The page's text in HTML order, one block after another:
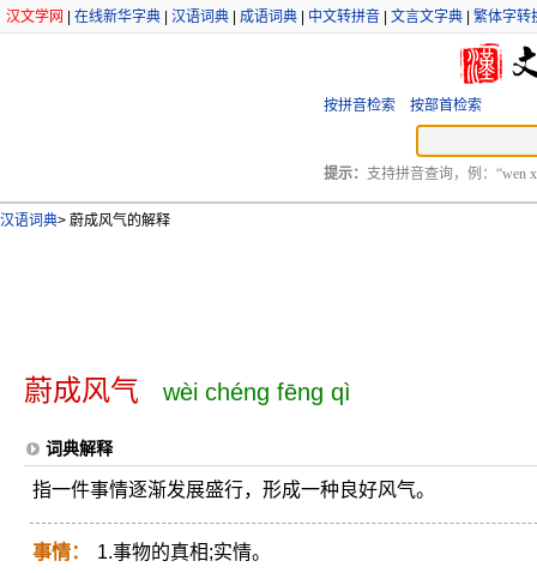
汉文学网 在线新华字典 汉语词典 成语词典 中文转拼音 文言文字典 繁体字转
按拼音检索 按部首检索
提示： 支持拼音查询，例：“wen
汉语词典> 蔚成风气的解释
蔚成风气 wèi chéng fēng qì
词典解释
指一件事情逐渐发展盛行，形成一种良好风气。
事情：
1.事物的真相;实情。